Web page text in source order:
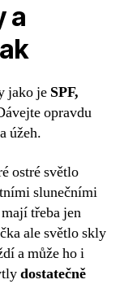
a
jako je SPF,
opravdu
úžeh.
ostré světlo
slunečními
třeba jen
ale světlo skly
a může ho i
dostatečně